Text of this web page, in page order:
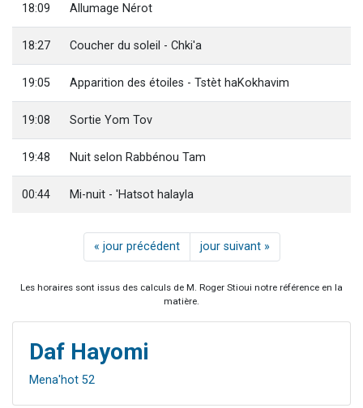
18:09 Allumage Nérot
18:27 Coucher du soleil - Chki'a
19:05 Apparition des étoiles - Tstèt haKokhavim
19:08 Sortie Yom Tov
19:48 Nuit selon Rabbénou Tam
00:44 Mi-nuit - 'Hatsot halayla
« jour précédent jour suivant »
Les horaires sont issus des calculs de M. Roger Stioui notre référence en la
matière.
Daf Hayomi
Mena'hot 52